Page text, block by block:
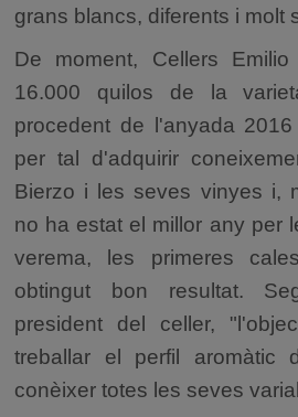
grans blancs, diferents i molt
De moment, Cellers
16.000 quilos de la
procedent de l'anyada
per tal d'adquirir
Bierzo i les seves vinyes i,
no ha estat el millor any per
verema, les primeres
obtingut bon resultat.
president del celler,
treballar el perfil aromàtic
conèixer totes les seves